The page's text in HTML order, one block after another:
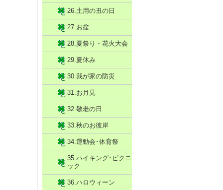
26.土用の丑の日
27.お盆
28.夏祭り・花火大会
29.夏休み
30.我が家の防災
31.お月見
32.敬老の日
33.秋のお彼岸
34.運動会･体育祭
35.ハイキング･ピクニ
ック
36.ハロウィーン